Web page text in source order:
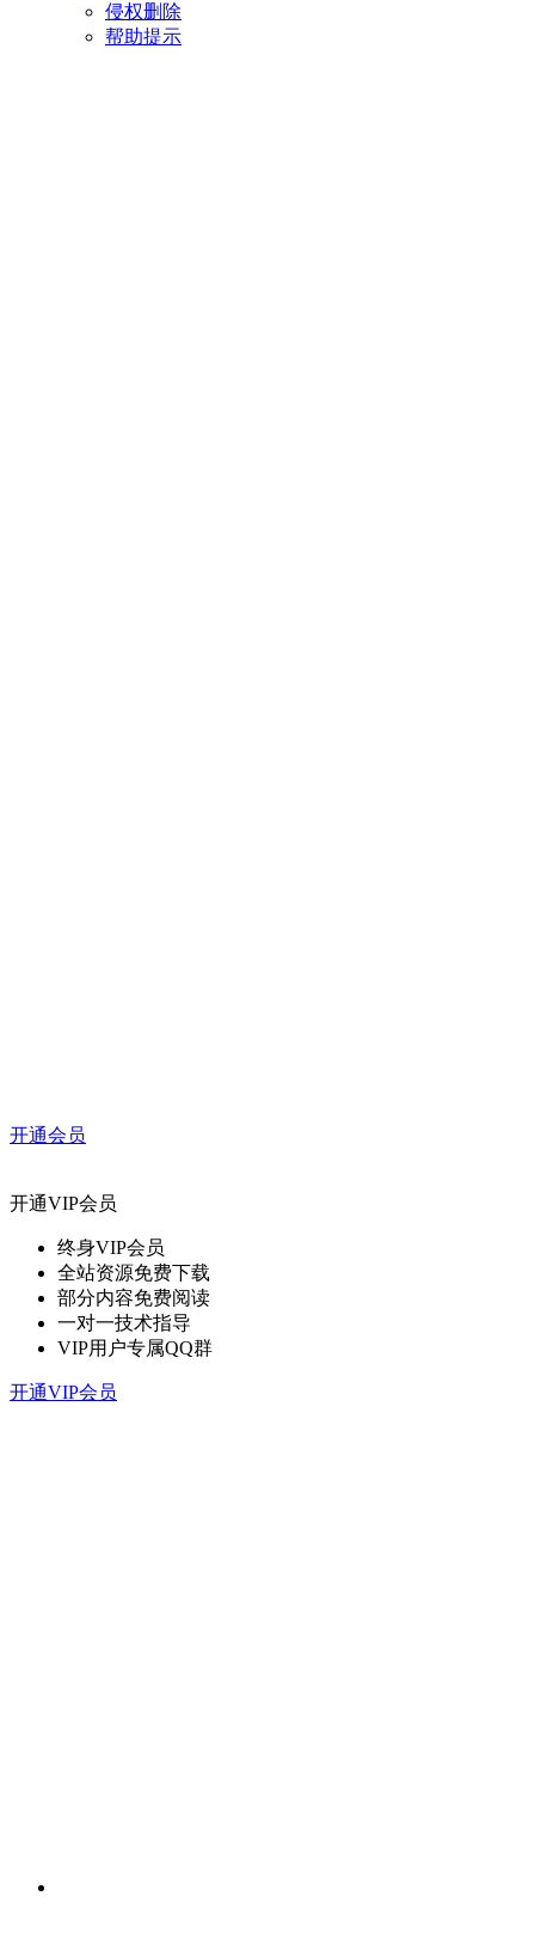
侵权删除
帮助提示
开通会员
开通VIP会员
终身VIP会员
全站资源免费下载
部分内容免费阅读
一对一技术指导
VIP用户专属QQ群
开通VIP会员